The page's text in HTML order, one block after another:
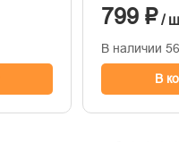
799 ₽/
В наличии
В